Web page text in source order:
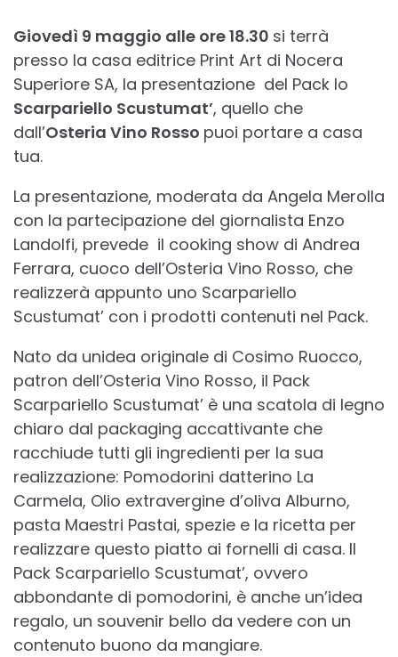
Giovedì 9 maggio alle ore 18.30 si terrà
presso la casa editrice Print Art di Nocera
Superiore SA, la presentazione del Pack lo
Scarpariello Scustumat’, quello che
dall’Osteria Vino Rosso puoi portare a casa
tua.
La presentazione, moderata da Angela Merolla
con la partecipazione del giornalista Enzo
Landolfi, prevede il cooking show di Andrea
Ferrara, cuoco dell’Osteria Vino Rosso, che
realizzerà appunto uno Scarpariello
Scustumat’ con i prodotti contenuti nel Pack.
Nato da unidea originale di Cosimo Ruocco,
patron dell’Osteria Vino Rosso, il Pack
Scarpariello Scustumat’ è una scatola di legno
chiaro dal packaging accattivante che
racchiude tutti gli ingredienti per la sua
realizzazione: Pomodorini datterino La
Carmela, Olio extravergine d’oliva Alburno,
pasta Maestri Pastai, spezie e la ricetta per
realizzare questo piatto ai fornelli di casa. Il
Pack Scarpariello Scustumat’, ovvero
abbondante di pomodorini, è anche un’idea
regalo, un souvenir bello da vedere con un
contenuto buono da mangiare.